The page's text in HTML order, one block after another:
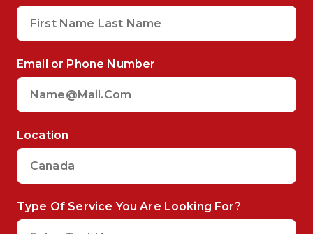
Email or Phone Number
Location
Type Of Service You Are Looking For?